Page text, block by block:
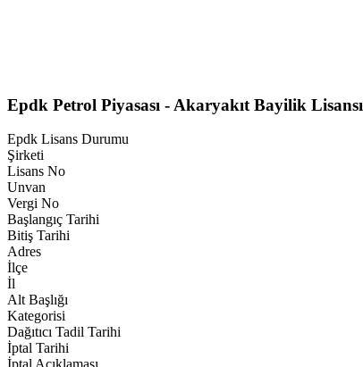
Epdk Petrol Piyasası - Akaryakıt Bayilik Lisansı
Epdk Lisans Durumu
Şirketi
Lisans No
Unvan
Vergi No
Başlangıç Tarihi
Bitiş Tarihi
Adres
İlçe
İl
Alt Başlığı
Kategorisi
Dağıtıcı Tadil Tarihi
İptal Tarihi